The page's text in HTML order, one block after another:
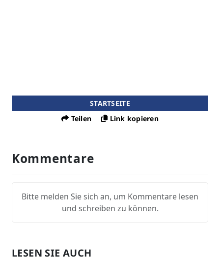
STARTSEITE
Teilen
Link kopieren
Kommentare
Bitte melden Sie sich an, um Kommentare lesen
und schreiben zu können.
LESEN SIE AUCH